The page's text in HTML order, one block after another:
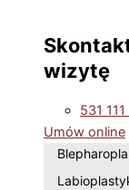
wizytę
531
Umów online